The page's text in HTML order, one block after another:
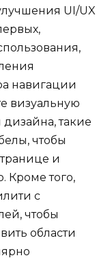
UI/UX
навигации
визуальную
такие
чтобы
и
Кроме того,
с
чтобы
области